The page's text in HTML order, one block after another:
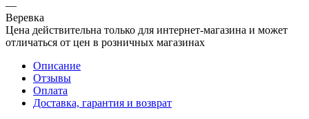
—
Веревка
Цена действительна только для интернет-магазина и может
отличаться от цен в розничных магазинах
Описание
Отзывы
Оплата
Доставка, гарантия и возврат